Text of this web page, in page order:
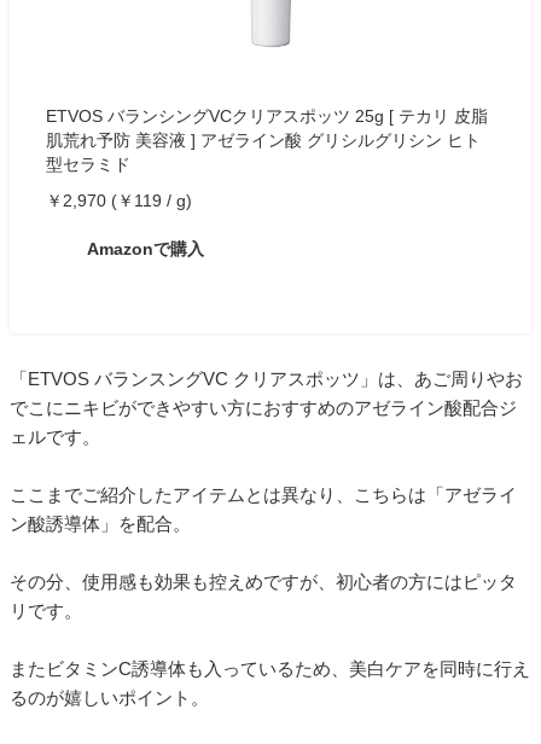
ETVOS バランシングVCクリアスポッツ 25g [ テカリ 皮脂
肌荒れ予防 美容液 ] アゼライン酸 グリシルグリシン ヒト
型セラミド
￥2,970 (￥119 / g)
Amazonで購入
「ETVOS バランスングVC クリアスポッツ」は、あご周りやお
でこにニキビができやすい方におすすめのアゼライン酸配合ジ
ェルです。
ここまでご紹介したアイテムとは異なり、こちらは「アゼライ
ン酸誘導体」を配合。
その分、使用感も効果も控えめですが、初心者の方にはピッタ
リです。
またビタミンC誘導体も入っているため、美白ケアを同時に行え
るのが嬉しいポイント。